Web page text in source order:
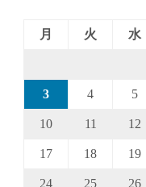
月
火 水
3 4 5
10 11 12
17 18 19
24 25 26